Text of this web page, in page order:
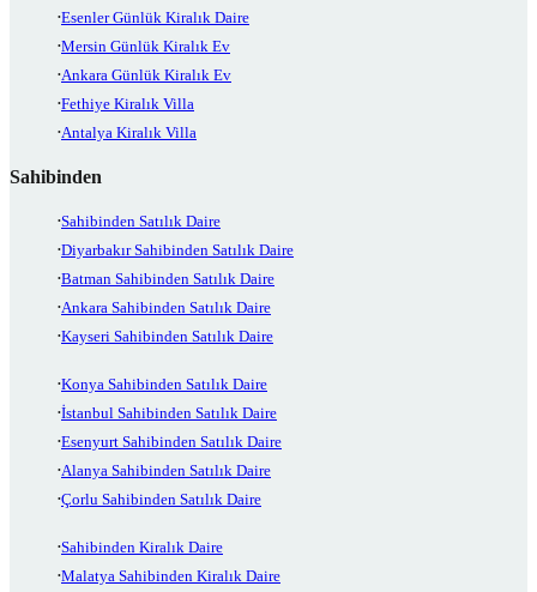
Esenler Günlük Kiralık Daire
Mersin Günlük Kiralık Ev
Ankara Günlük Kiralık Ev
Fethiye Kiralık Villa
Antalya Kiralık Villa
Sahibinden
Sahibinden Satılık Daire
Diyarbakır Sahibinden Satılık Daire
Batman Sahibinden Satılık Daire
Ankara Sahibinden Satılık Daire
Kayseri Sahibinden Satılık Daire
Konya Sahibinden Satılık Daire
İstanbul Sahibinden Satılık Daire
Esenyurt Sahibinden Satılık Daire
Alanya Sahibinden Satılık Daire
Çorlu Sahibinden Satılık Daire
Sahibinden Kiralık Daire
Malatya Sahibinden Kiralık Daire